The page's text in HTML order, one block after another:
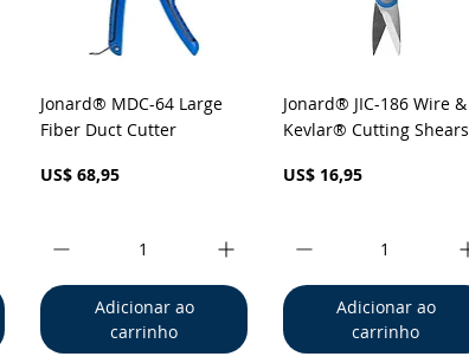
Visualização rápida
Jonard® MDC-64 Large
Fiber Duct Cutter
Preço
US$ 68,95
Adicionar ao
carrinho
Visualização rápida
Jonard® JIC-186 Wire &
Kevlar® Cutting Shears
Preço
US$ 16,95
Adicionar ao
carrinho